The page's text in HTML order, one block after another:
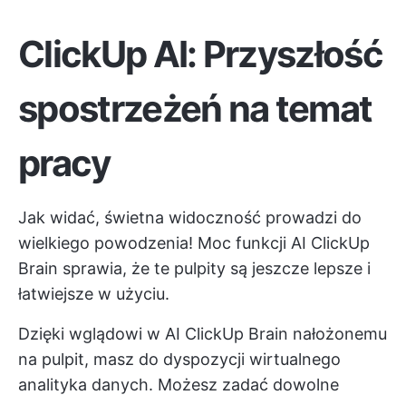
ClickUp AI: Przyszłość
spostrzeżeń na temat
pracy
Jak widać, świetna widoczność prowadzi do
wielkiego powodzenia! Moc funkcji AI ClickUp
Brain sprawia, że te pulpity są jeszcze lepsze i
łatwiejsze w użyciu.
Dzięki wglądowi w AI ClickUp Brain nałożonemu
na pulpit, masz do dyspozycji wirtualnego
analityka danych. Możesz zadać dowolne